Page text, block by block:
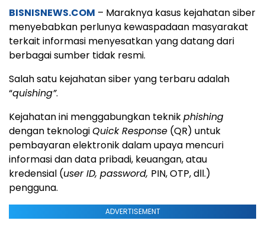
BISNISNEWS.COM – Maraknya kasus kejahatan siber
menyebabkan perlunya kewaspadaan masyarakat
terkait informasi menyesatkan yang datang dari
berbagai sumber tidak resmi.
Salah satu kejahatan siber yang terbaru adalah
“quishing”.
Kejahatan ini menggabungkan teknikphishing
dengan teknologiQuick Response (QR) untuk
pembayaran elektronik dalam upaya mencuri
informasi dan data pribadi, keuangan, atau
kredensial (user ID, password, PIN, OTP, dll.)
pengguna.
ADVERTISEMENT